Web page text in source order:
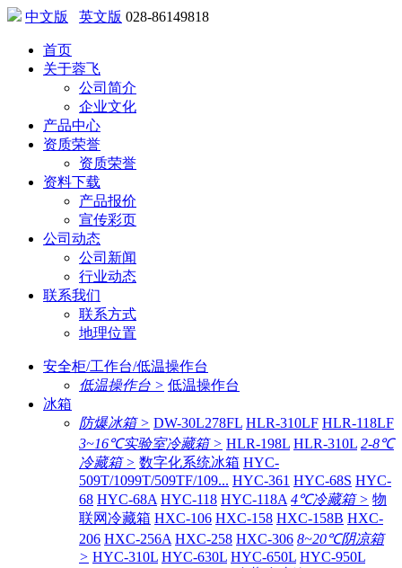
中文版 英文版 028-86149818
首页
关于蓉飞
公司简介
企业文化
产品中心
资质荣誉
资质荣誉
资料下载
产品报价
宣传彩页
公司动态
公司新闻
行业动态
联系我们
联系方式
地理位置
安全柜/工作台/低温操作台
低温操作台 > 低温操作台
冰箱
防爆冰箱 > DW-30L278FL HLR-310LF HLR-118LF
3~16℃实验室冷藏箱 > HLR-198L HLR-310L 2-8℃
冷藏箱 > 数字化系统冰箱 HYC-
509T/1099T/509TF/109... HYC-361 HYC-68S HYC-
68 HYC-68A HYC-118 HYC-118A 4℃冷藏箱 > 物
联网冷藏箱 HXC-106 HXC-158 HXC-158B HXC-
206 HXC-256A HXC-258 HXC-306 8~20℃阴凉箱
> HYC-310L HYC-630L HYC-650L HYC-950L